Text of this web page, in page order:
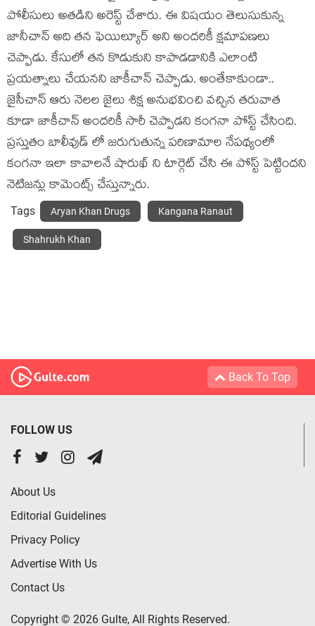
పోలీసులు అతడిని అరెస్ట్ చేశారు. ఈ విషయం తెలుసుకున్న
జానీచాన్ అది తన ఫెయిల్యూర్ అని అందరికీ క్షమాపణలు
చెప్పాడు. కేసులో తన కొడుకుని కాపాడడానికి ఎలాంటి
ప్రయత్నాలు చేయనని జాకీచాన్ చెప్పాడు. అంతేకాకుండా..
జైసీచాన్ ఆరు నెలల జైలు శిక్ష అనుభవించి వచ్చిన తరువాత
కూడా జాకీచాన్ అందరికీ సారీ చెప్పాడని కంగనా పోస్ట్ చేసింది.
ప్రస్తుతం బాలీవుడ్ లో జరుగుతున్న పరిణామాల నేపథ్యంలో
కంగనా ఇలా కావాలనే షారుఖ్ ని టార్గెట్ చేసి ఈ పోస్ట్ పెట్టిందని
నెటిజన్లు కామెంట్స్ చేస్తున్నారు.
Tags Aryan Khan Drugs Kangana Ranaut
Shahrukh Khan
Back To Top
FOLLOW US
About Us
Editorial Guidelines
Privacy Policy
Advertise With Us
Contact Us
Copyright © 2026 Gulte, All Rights Reserved.